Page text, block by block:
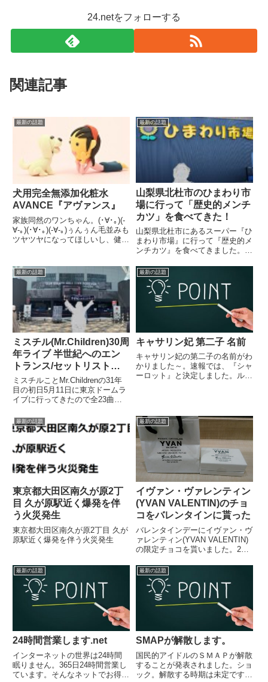
24.netをフォローする
関連記事
最新の話題
犬用完全無添加化粧水
AVANCE『アヴァンス』
家族同然のワンちゃん。(･∀･｡)(-
∀-｡)(･∀･｡)(-∀-｡)ぅんぅん毛並みも
ツヤツヤになってほしいし、健康
∇￣*)oｸﾞｯﾄﾞ!!d(*￣∇￣)｡アトピー
で悩んでいる飼...
最新の話題
山梨県北杜市のひまわり市
場に行って「歴史的メンチ
カツ」を食べてきた！
山梨県北杜市にあるスーパー『ひ
まわり市場』に行って『歴史的メ
ンチカツ』を食べてきました。美
も、鮮魚もお肉も美味しいです
し、なわ社長のマイクパフォーマ
ンスが楽しめるビックリ箱のひま
わり市場です。
最新の話題
ミスチル(Mr.Children)30周
年ライブ 半世紀へのエン
トランス/セットリスト
2022.5.11東京ドーム
ミスチルことMr.Childrenの31年
目の初日5月11日に東京ドームラ
イブに行ってきたので全23曲の
2022.5.11東京ドームミスチル30
周年ライブ「半世紀へのエントラ
最新の話題
キャサリン妃 第二子 名前
キャサリン妃の第二子の名前がわ
かりました～。速報では、『シャ
ーロット』と決定しました。ルン
最新の話題
東京都大田区南久が原2丁
目 久が原駅近く爆発を伴
う火災発生
東京都大田区南久が原2丁目 久が
原駅近く爆発を伴う火災発生
最新の話題
イヴァン・ヴァレンティン
(YVAN VALENTIN)のチョ
コをバレンタインに貰った
バレンタインデーにイヴァン・ヴ
ァレンティン(YVAN VALENTIN)
の限定チョコを貰いました。2個
トリュフ」と「ホワイト コアン
トロー チョコレートトリュフ」
が入っていました。人生で一番美
味しいチョコでした。
最新の話題
24時間営業します.net
インターネットの世界は24時間
眠りません。365日24時間営業し
ています。そんなネットでお得な
最新の話題
SMAPが解散します。
国民的アイドルのＳＭＡＰが解散
することが発表されました。ショ
ック。解散する時期は未定です